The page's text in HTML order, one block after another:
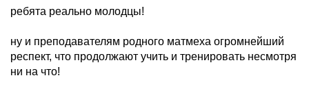
ребята реально молодцы!
ну и преподавателям родного матмеха огромнейший
респект, что продолжают учить и тренировать несмотря
ни на что!